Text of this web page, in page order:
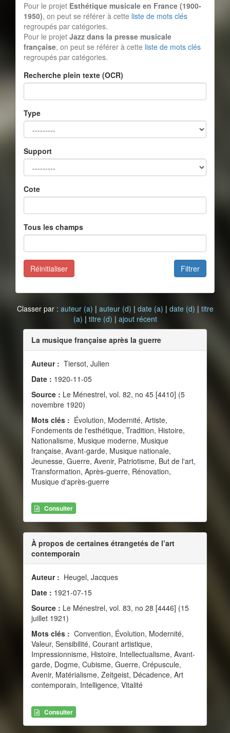
Pour le projet Esthétique musicale en France (1900-
1950), on peut se référer à cette liste de mots clés
regroupés par catégories.
Pour le projet Jazz dans la presse musicale
française, on peut se référer à cette liste de mots clés
regroupés par catégories.
Recherche plein texte (OCR)
Type
Support
Cote
Tous les champs
Filtrer
Réinitialiser
Classer par : auteur (a) | auteur (d) | date (a) | date (d) | titre
(a) | titre (d) | ajout récent
La musique française après la guerre
Auteur : Tiersot, Julien
Date : 1920-11-05
Source : Le Ménestrel, vol. 82, no 45 [4410] (5
novembre 1920)
Mots clés : Évolution, Modernité, Artiste,
Fondements de l'esthétique, Tradition, Histoire,
Nationalisme, Musique moderne, Musique
française, Avant-garde, Musique nationale,
Jeunesse, Guerre, Avenir, Patriotisme, But de l'art,
Transformation, Après-guerre, Rénovation,
Musique d'après-guerre
Consulter
À propos de certaines étrangetés de l’art
contemporain
Auteur : Heugel, Jacques
Date : 1921-07-15
Source : Le Ménestrel, vol. 83, no 28 [4446] (15
juillet 1921)
Mots clés : Convention, Évolution, Modernité,
Valeur, Sensibilité, Courant artistique,
Impressionnisme, Histoire, Intellectualisme, Avant-
garde, Dogme, Cubisme, Guerre, Crépuscule,
Avenir, Matérialisme, Zeitgeist, Décadence, Art
contemporain, Intelligence, Vitalité
Consulter